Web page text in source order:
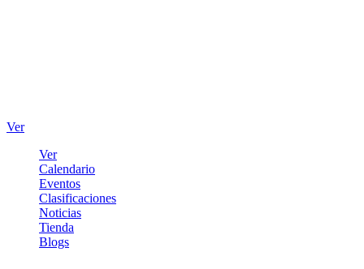
Ver
Ver
Calendario
Eventos
Clasificaciones
Noticias
Tienda
Blogs